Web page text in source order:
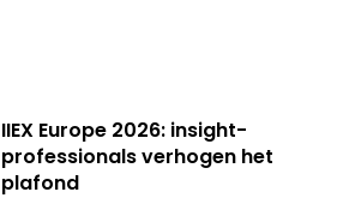
IIEX Europe 2026: insight-
professionals verhogen het
plafond